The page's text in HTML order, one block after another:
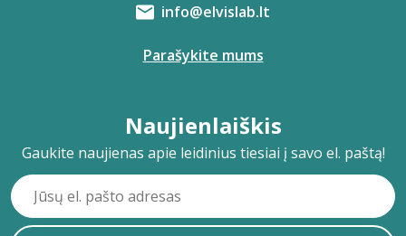
info@elvislab.lt
Parašykite mums
Naujienlaiškis
Gaukite naujienas apie leidinius tiesiai į savo el. paštą!